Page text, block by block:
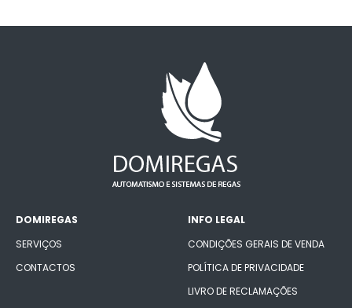
DOMIREGAS
SERVIÇOS
CONTACTOS
INFO LEGAL
CONDIÇÕES GERAIS DE VENDA
POLÍTICA DE PRIVACIDADE
LIVRO DE RECLAMAÇÕES